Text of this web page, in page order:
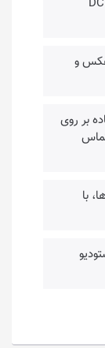
عکس و
بر روی
با